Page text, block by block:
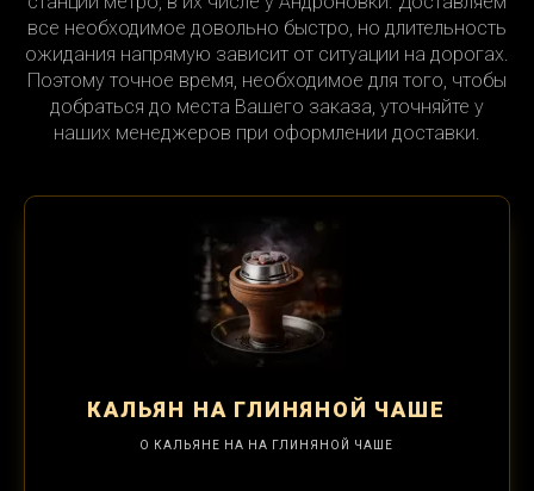
все необходимое довольно быстро, но длительность
ожидания напрямую зависит от ситуации на дорогах.
Поэтому точное время, необходимое для того, чтобы
добраться до места Вашего заказа, уточняйте у
наших менеджеров при оформлении доставки.
КАЛЬЯН НА ГЛИНЯНОЙ ЧАШЕ
О КАЛЬЯНЕ НА НА ГЛИНЯНОЙ ЧАШЕ